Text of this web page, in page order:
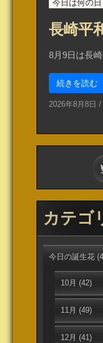
今日は何の日
長崎平
8月9日は長
続きを読む
2026年8月8日 /
カテゴ
今日の誕生花
10月 (42)
11月 (49)
12月 (41)